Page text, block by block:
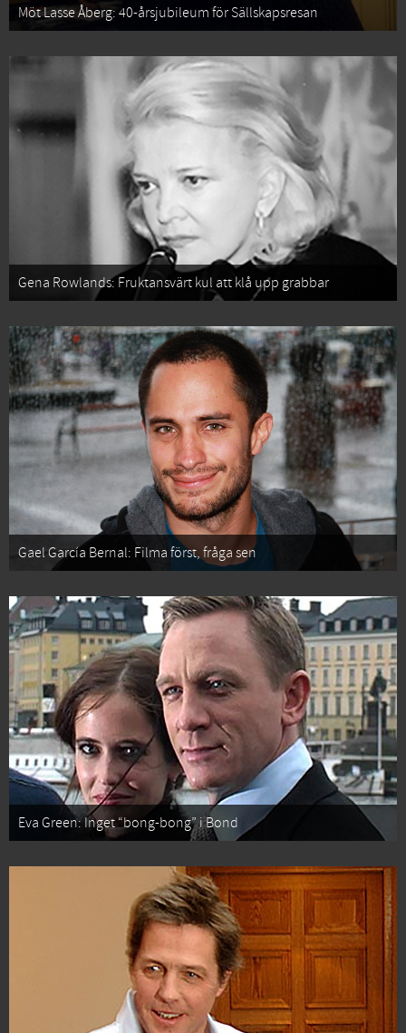
Möt Lasse Åberg: 40-årsjubileum för Sällskapsresan
Gena Rowlands: Fruktansvärt kul att klå upp grabbar
Gael García Bernal: Filma först, fråga sen
Eva Green: Inget “bong-bong” i Bond